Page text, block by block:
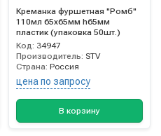
Креманка фуршетная "Ромб"
110мл 65х65мм h65мм
пластик (упаковка 50шт.)
Код: 34947
Производитель: STV
Страна: Россия
цена по запросу
В корзину